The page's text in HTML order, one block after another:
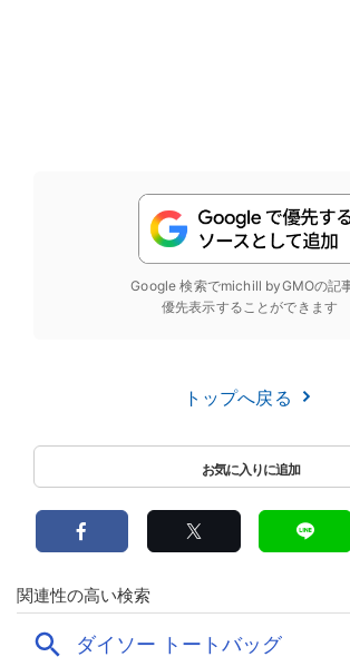
Google 検索でmichill byGMOの記
優先表示することができます
トップへ戻る